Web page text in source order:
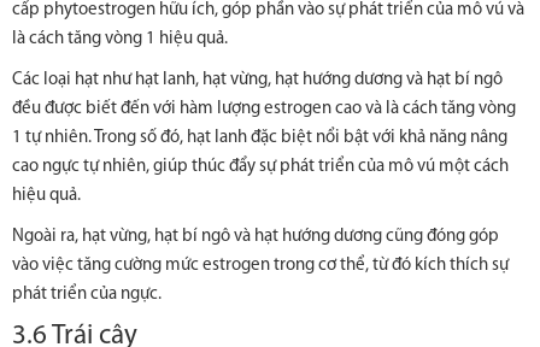
cấp phytoestrogen hữu ích, góp phần vào sự phát triển của mô vú và
là cách tăng vòng 1 hiệu quả.
Các loại hạt như hạt lanh, hạt vừng, hạt hướng dương và hạt bí ngô
đều được biết đến với hàm lượng estrogen cao và là cách tăng vòng
1 tự nhiên. Trong số đó, hạt lanh đặc biệt nổi bật với khả năng nâng
cao ngực tự nhiên, giúp thúc đẩy sự phát triển của mô vú một cách
hiệu quả.
Ngoài ra, hạt vừng, hạt bí ngô và hạt hướng dương cũng đóng góp
vào việc tăng cường mức estrogen trong cơ thể, từ đó kích thích sự
phát triển của ngực.
3.6 Trái cây